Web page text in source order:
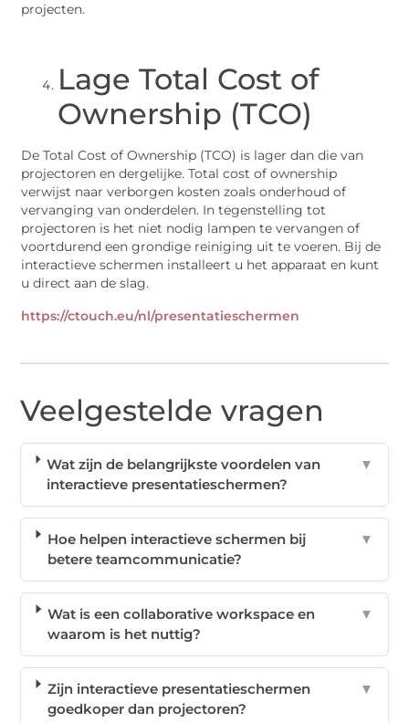
projecten.
Lage Total Cost of
Ownership (TCO)
De Total Cost of Ownership (TCO) is lager dan die van
projectoren en dergelijke. Total cost of ownership
verwijst naar verborgen kosten zoals onderhoud of
vervanging van onderdelen. In tegenstelling tot
projectoren is het niet nodig lampen te vervangen of
voortdurend een grondige reiniging uit te voeren. Bij de
interactieve schermen installeert u het apparaat en kunt
u direct aan de slag.
https://ctouch.eu/nl/presentatieschermen
Veelgestelde vragen
Wat zijn de belangrijkste voordelen van
interactieve presentatieschermen?
▼
Hoe helpen interactieve schermen bij
betere teamcommunicatie?
▼
Wat is een collaborative workspace en
waarom is het nuttig?
▼
Zijn interactieve presentatieschermen
goedkoper dan projectoren?
▼